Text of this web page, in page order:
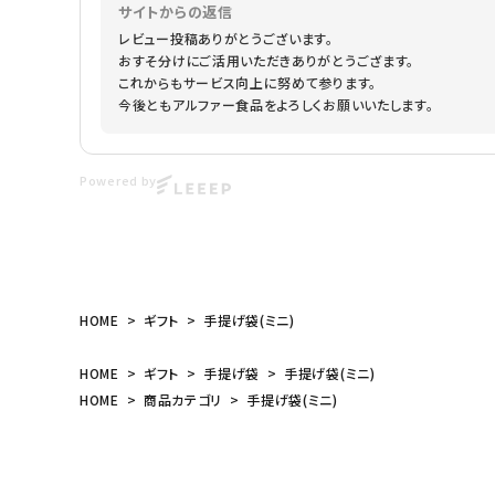
サイトからの返信
レビュー投稿ありがとうございます。
おすそ分けにご活用いただきありがとうござます。
これからもサービス向上に努めて参ります。
今後ともアルファー食品をよろしくお願いいたします。
Powered by
HOME ギフト 手提げ袋(ミニ)
HOME ギフト 手提げ袋
手提げ袋(ミニ)
HOME
商品カテゴリ 手提げ袋(ミニ)